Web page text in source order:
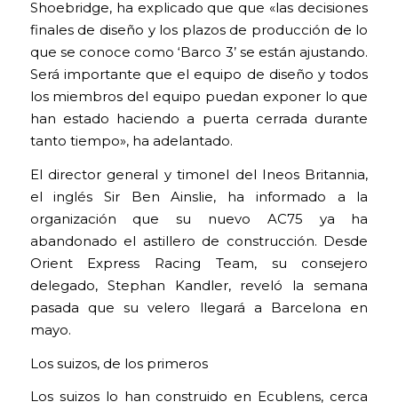
Shoebridge, ha explicado que que «las decisiones
finales de diseño y los plazos de producción de lo
que se conoce como ‘Barco 3’ se están ajustando.
Será importante que el equipo de diseño y todos
los miembros del equipo puedan exponer lo que
han estado haciendo a puerta cerrada durante
tanto tiempo», ha adelantado.
El director general y timonel del Ineos Britannia,
el inglés Sir Ben Ainslie, ha informado a la
organización que su nuevo AC75 ya ha
abandonado el astillero de construcción. Desde
Orient Express Racing Team, su consejero
delegado, Stephan Kandler, reveló la semana
pasada que su velero llegará a Barcelona en
mayo.
Los suizos, de los primeros
Los suizos lo han construido en Ecublens, cerca